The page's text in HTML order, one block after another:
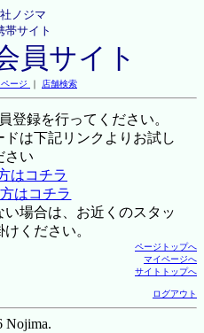
ノジマ
帯サイト
員サイト
ージ ｜ 店舗検索
登録を行ってください。
は下記リンクよりお試し
さい
はコチラ
はコチラ
場合は、お近くのスタッ
ください。
ページトップへ
マイページへ
サイトトップへ
ログアウト
Nojima.